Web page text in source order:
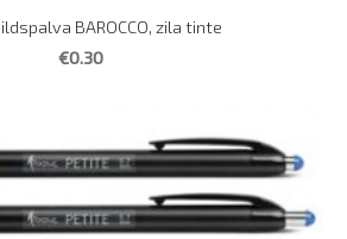
BAROCCO, zila tinte
€0.30